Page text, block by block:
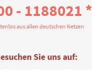
- 1188021 *
aus allen deutschen Netzen
Sie uns auf: